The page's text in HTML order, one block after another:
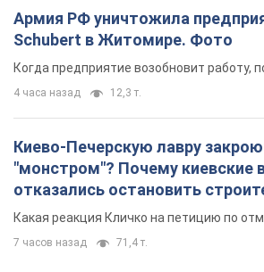
Армия РФ уничтожила
Schubert в Житомире. Фото
Когда предприятие возобновит работу,
4 часа назад 12,3 т.
Киево-Печерскую лавру
"монстром"? Почему киевские
отказались остановить
небоскреба "московского
Какая реакция Кличко на петицию по
7 часов назад 71,4 т.